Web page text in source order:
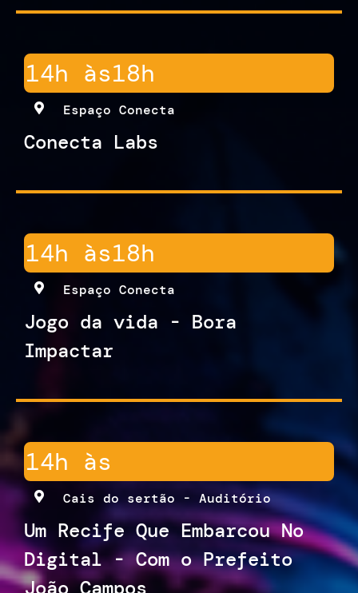
14h às18h
Espaço Conecta
Conecta Labs
14h às18h
Espaço Conecta
Jogo da vida - Bora
Impactar
14h às
Cais do sertão - Auditório
Um Recife Que Embarcou No
Digital - Com o Prefeito
João Campos